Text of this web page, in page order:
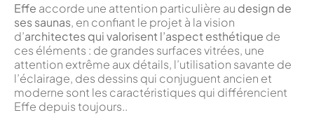
Effe accorde une attention particulière au design de
ses saunas, en confiant le projet à la vision
d’architectes qui valorisent l’aspect esthétique de
ces éléments : de grandes surfaces vitrées, une
attention extrême aux détails, l’utilisation savante de
l’éclairage, des dessins qui conjuguent ancien et
moderne sont les caractéristiques qui différencient
Effe depuis toujours..